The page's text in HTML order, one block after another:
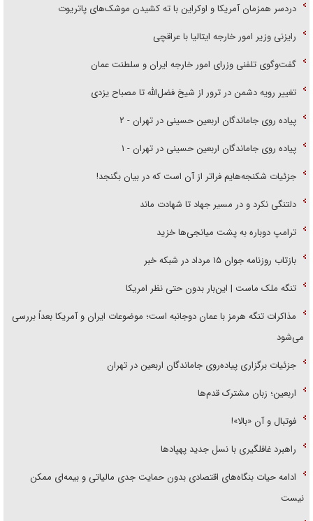
دردسر همزمان آمریکا و اوکراین با ته کشیدن موشک‌های پاتریوت
رایزنی وزیر امور خارجه ایتالیا با عراقچی
گفت‌وگوی تلفنی وزرای امور خارجه ایران و سلطنت عمان
تغییر رویه دشمن در ترور از شیخ فضل‌الله تا مصباح یزدی
پیاده روی جاماندگان اربعین حسینی در تهران - ۲
پیاده روی جاماندگان اربعین حسینی در تهران - ۱
جزئیات شکنجه‌هایم فراتر از آن است که در بیان بگنجد!
دلتنگی نکرد و در مسیر جهاد تا شهادت ماند
ترامپ دوباره به پشت میانجی‌ها خزید
بازتاب روزنامه جوان ۱۵ مرداد در شبکه خبر
تنگه ملک ماست | این‌بار بدون حتی نظر امریکا
مذاکرات تنگه هرمز با عمان دوجانبه است؛ موضوعات ایران و آمریکا بعداً بررسی
می‌شود
جزئیات برگزاری پیاده‌روی جاماندگان اربعین در تهران
اربعین؛ زبان مشترک قدم‌ها
فوتبال و آن «بالا»!
راهبرد غافلگیری با نسل جدید پهپاد‌ها
ادامه حیات بنگاه‌های اقتصادی بدون حمایت جدی مالیاتی و بیمه‌ای ممکن
نیست